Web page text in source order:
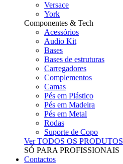
Versace
York
Componentes & Tech
Acessórios
Audio Kit
Bases
Bases de estruturas
Carregadores
Complementos
Camas
Pés em Plástico
Pés em Madeira
Pés em Metal
Rodas
Suporte de Copo
Ver TODOS OS PRODUTOS
SÓ PARA PROFISSIONAIS
Contactos